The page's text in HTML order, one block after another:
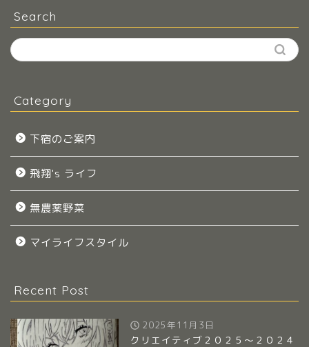
Search
Category
下宿のご案内
飛翔's ライフ
無農薬野菜
マイライフスタイル
Recent Post
2025年11月3日
クリエイティブ２０２５～２０２４